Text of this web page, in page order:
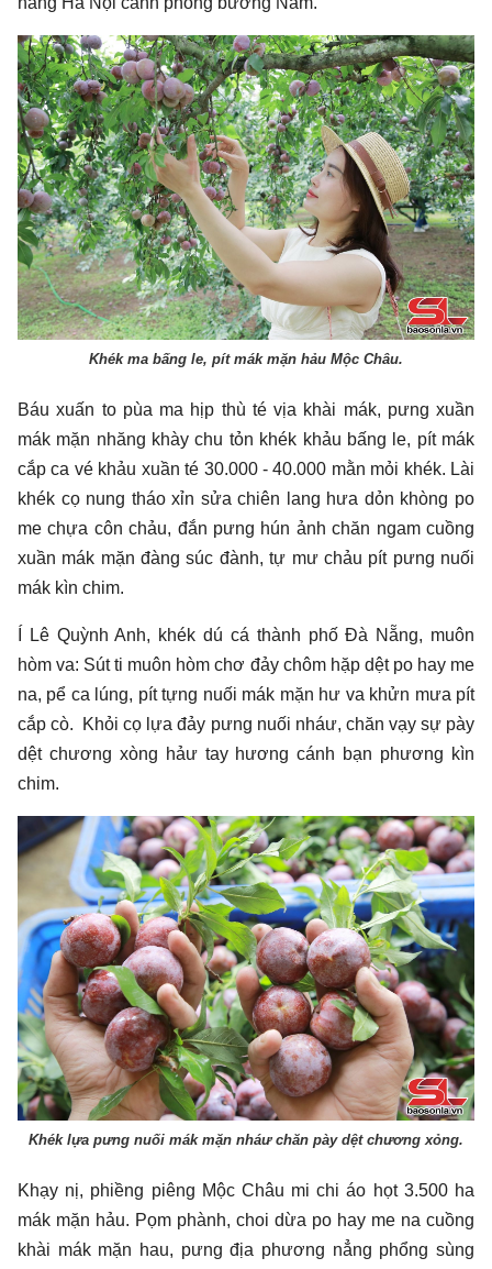
Khék ma bấng le, pít mák mặn hảu Mộc Châu.
Báu xuấn to pùa ma hịp thù té vịa khài mák, pưng xuần
mák mặn nhăng khày chu tỏn khék khảu bấng le, pít mák
cắp ca vé khảu xuần té 30.000 - 40.000 mằn mỏi khék. Lài
khék cọ nung tháo xỉn sửa chiên lang hưa dỏn khòng po
me chựa côn chảu, đắn pưng hún ảnh chăn ngam cuồng
xuần mák mặn đàng súc đành, tự mư chảu pít pưng nuối
mák kìn chim.
Í Lê Quỳnh Anh, khék dú cá thành phố Đà Nẵng, muôn
hòm va: Sút ti muôn hòm chơ đảy chôm hặp dệt po hay me
na, pể ca lúng, pít tựng nuối mák mặn hư va khửn mưa pít
cắp cò. Khỏi cọ lựa đảy pưng nuối nháư, chăn vạy sự pày
dệt chương xòng hảư tay hương cánh bạn phương kìn
chim.
Khék lựa pưng nuối mák mặn nháư chăn pày dệt chương xỏng.
Khạy nị, phiềng piêng Mộc Châu mi chi áo họt 3.500 ha
mák mặn hảu. Pọm phành, choi dừa po hay me na cuồng
khài mák mặn hau, pưng địa phương nẳng phổng sùng